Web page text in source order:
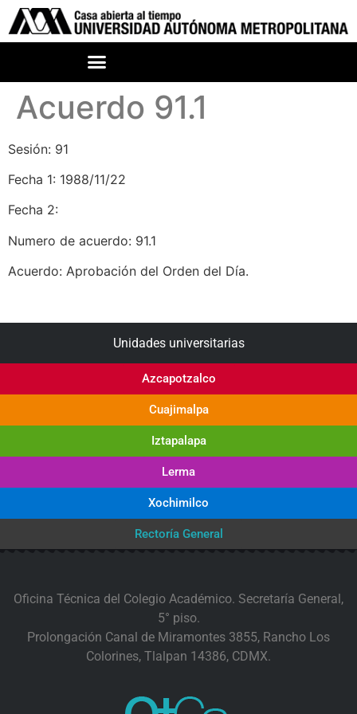
Acuerdo 91.1
Sesión: 91
Fecha 1: 1988/11/22
Fecha 2:
Numero de acuerdo: 91.1
Acuerdo: Aprobación del Orden del Día.
Unidades universitarias
Azcapotzalco
Cuajimalpa
Iztapalapa
Lerma
Xochimilco
Rectoría General
Oficina Técnica del Colegio Académico. Secretaría General,
5° piso.
Prolongación Canal de Miramontes 3855, Rancho Los
Colorines, Tlalpan 14386, CDMX.